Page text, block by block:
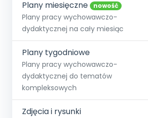
Społeczność
+48 12 631 04 10
O miesięczniku
Strona główna
O Akademii
Poznaj pakiet MAX
Testuj przez 7 dni
Wszystkie projekty
Skontaktuj się
Dodaj wpis
Plany miesięczne nowość
Plany pracy wychowawczo-
dydaktycznej na cały miesiąc
Plany tygodniowe
Plany pracy wychowawczo-
dydaktycznej do tematów
kompleksowych
Zdjęcia i rysunki